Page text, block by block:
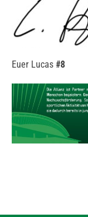
Euer Lucas #8